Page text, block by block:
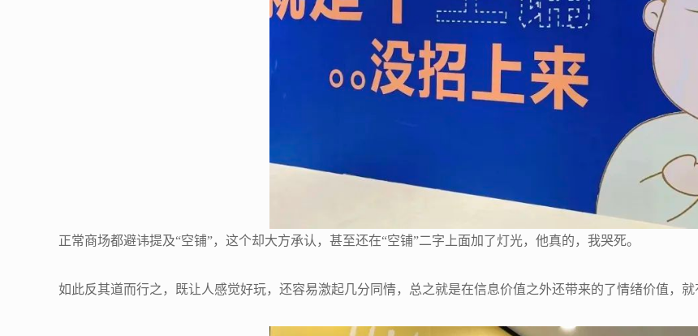
正常商场都避讳提及“空铺”，这个却大方承认，甚至还在“空铺”二字上面加了灯光，他真的，我哭死。
如此反其道而行之，既让人感觉好玩，还容易激起几分同情，总之就是在信息价值之外还带来的了情绪价值，